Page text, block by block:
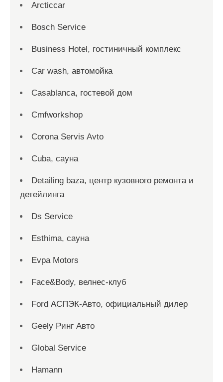
Arcticcar
Bosch Service
Business Hotel, гостиничный комплекс
Car wash, автомойка
Casablanca, гостевой дом
Cmfworkshop
Corona Servis Avto
Cuba, сауна
Detailing baza, центр кузовного ремонта и
детейлинга
Ds Service
Esthima, сауна
Evpa Motors
Face&Body, велнес-клуб
Ford АСПЭК-Авто, официальный дилер
Geely Ринг Авто
Global Service
Hamann